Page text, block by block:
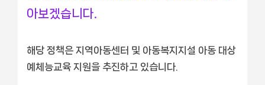
아보겠습니다.
해당 정책은 지역아동센터 및 아동복지지설 아동 대상
예체능교육 지원을 추진하고 있습니다.